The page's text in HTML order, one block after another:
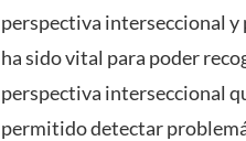
perspectiva interseccional
ha sido vital para poder
perspectiva interseccional
permitido detectar